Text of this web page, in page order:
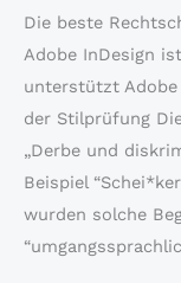
Die beste
Adobe InDesign
unterstützt Adobe
der Stilprüfung
„Derbe und
Beispiel
wurden solche